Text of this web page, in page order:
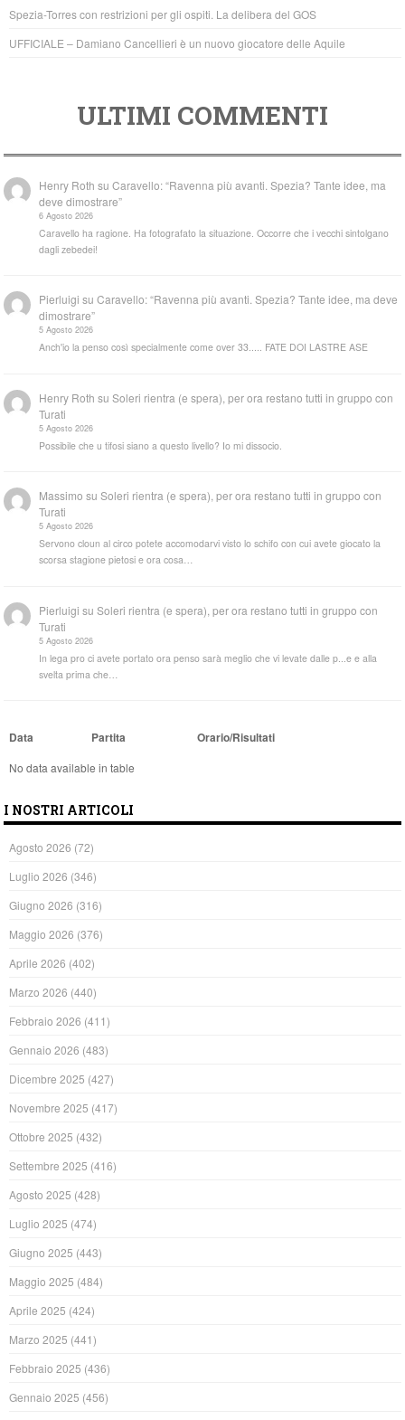
Spezia-Torres con restrizioni per gli ospiti. La delibera del GOS
UFFICIALE – Damiano Cancellieri è un nuovo giocatore delle Aquile
ULTIMI COMMENTI
Henry Roth suCaravello: “Ravenna più avanti. Spezia? Tante idee, ma
deve dimostrare”
6 Agosto 2026
Caravello ha ragione. Ha fotografato la situazione. Occorre che i vecchi sintolgano
dagli zebedei!
Pierluigi suCaravello: “Ravenna più avanti. Spezia? Tante idee, ma deve
dimostrare”
5 Agosto 2026
Anch'io la penso così specialmente come over 33..... FATE DOI LASTRE ASE
Henry Roth suSoleri rientra (e spera), per ora restano tutti in gruppo con
Turati
5 Agosto 2026
Possibile che u tifosi siano a questo livello? Io mi dissocio.
Massimo suSoleri rientra (e spera), per ora restano tutti in gruppo con
Turati
5 Agosto 2026
Servono cloun al circo potete accomodarvi visto lo schifo con cui avete giocato la
scorsa stagione pietosi e ora cosa…
Pierluigi suSoleri rientra (e spera), per ora restano tutti in gruppo con
Turati
5 Agosto 2026
In lega pro ci avete portato ora penso sarà meglio che vi levate dalle p...e e alla
svelta prima che…
Data Partita Orario/Risultati
No data available in table
I NOSTRI ARTICOLI
Agosto 2026 (72)
Luglio 2026 (346)
Giugno 2026 (316)
Maggio 2026 (376)
Aprile 2026 (402)
Marzo 2026 (440)
Febbraio 2026 (411)
Gennaio 2026 (483)
Dicembre 2025 (427)
Novembre 2025 (417)
Ottobre 2025 (432)
Settembre 2025 (416)
Agosto 2025 (428)
Luglio 2025 (474)
Giugno 2025 (443)
Maggio 2025 (484)
Aprile 2025 (424)
Marzo 2025 (441)
Febbraio 2025 (436)
Gennaio 2025 (456)